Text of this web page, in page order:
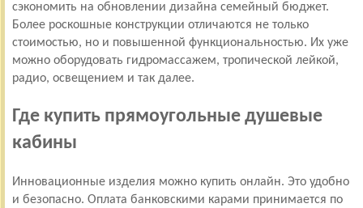
сэкономить на обновлении дизайна семейный бюджет.
Более роскошные конструкции отличаются не только
стоимостью, но и повышенной функциональностью. Их уже
можно оборудовать гидромассажем, тропической лейкой,
радио, освещением и так далее.
Где купить прямоугольные душевые
кабины
Инновационные изделия можно купить онлайн. Это удобно
и безопасно. Оплата банковскими карами принимается по